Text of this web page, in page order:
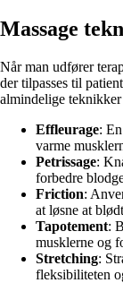
Massage
Når man udfører
der tilpasses til
almindelige
Effleurage:
varme
Petrissage:
forbedre
Friction:
at løsne at
Tapotement:
musklerne og
Stretching:
fleksibiliteten